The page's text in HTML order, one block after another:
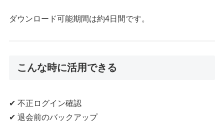
ダウンロード可能期間は約4日間です。
こんな時に活用できる
✔ 不正ログイン確認
✔ 退会前のバックアップ